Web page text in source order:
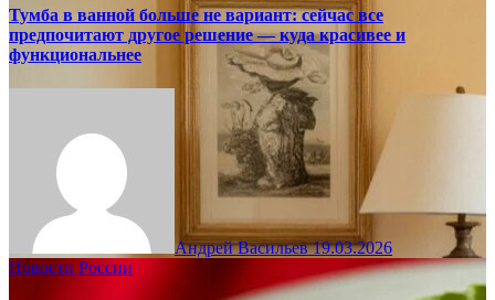
Тумба в ванной больше не вариант: сейчас все
предпочитают другое решение — куда красивее и
функциональнее
Андрей Васильев19.03.2026
Новости России